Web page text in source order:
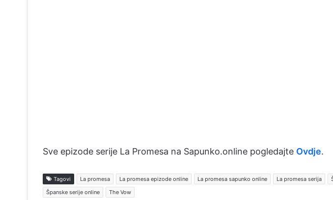
Sve epizode serije La Promesa na Sapunko.online pogledajte Ovdje.
Tagovi La promesa La promesa epizode online La promesa sapunko online La promesa serija
Španske serije online
The Vow